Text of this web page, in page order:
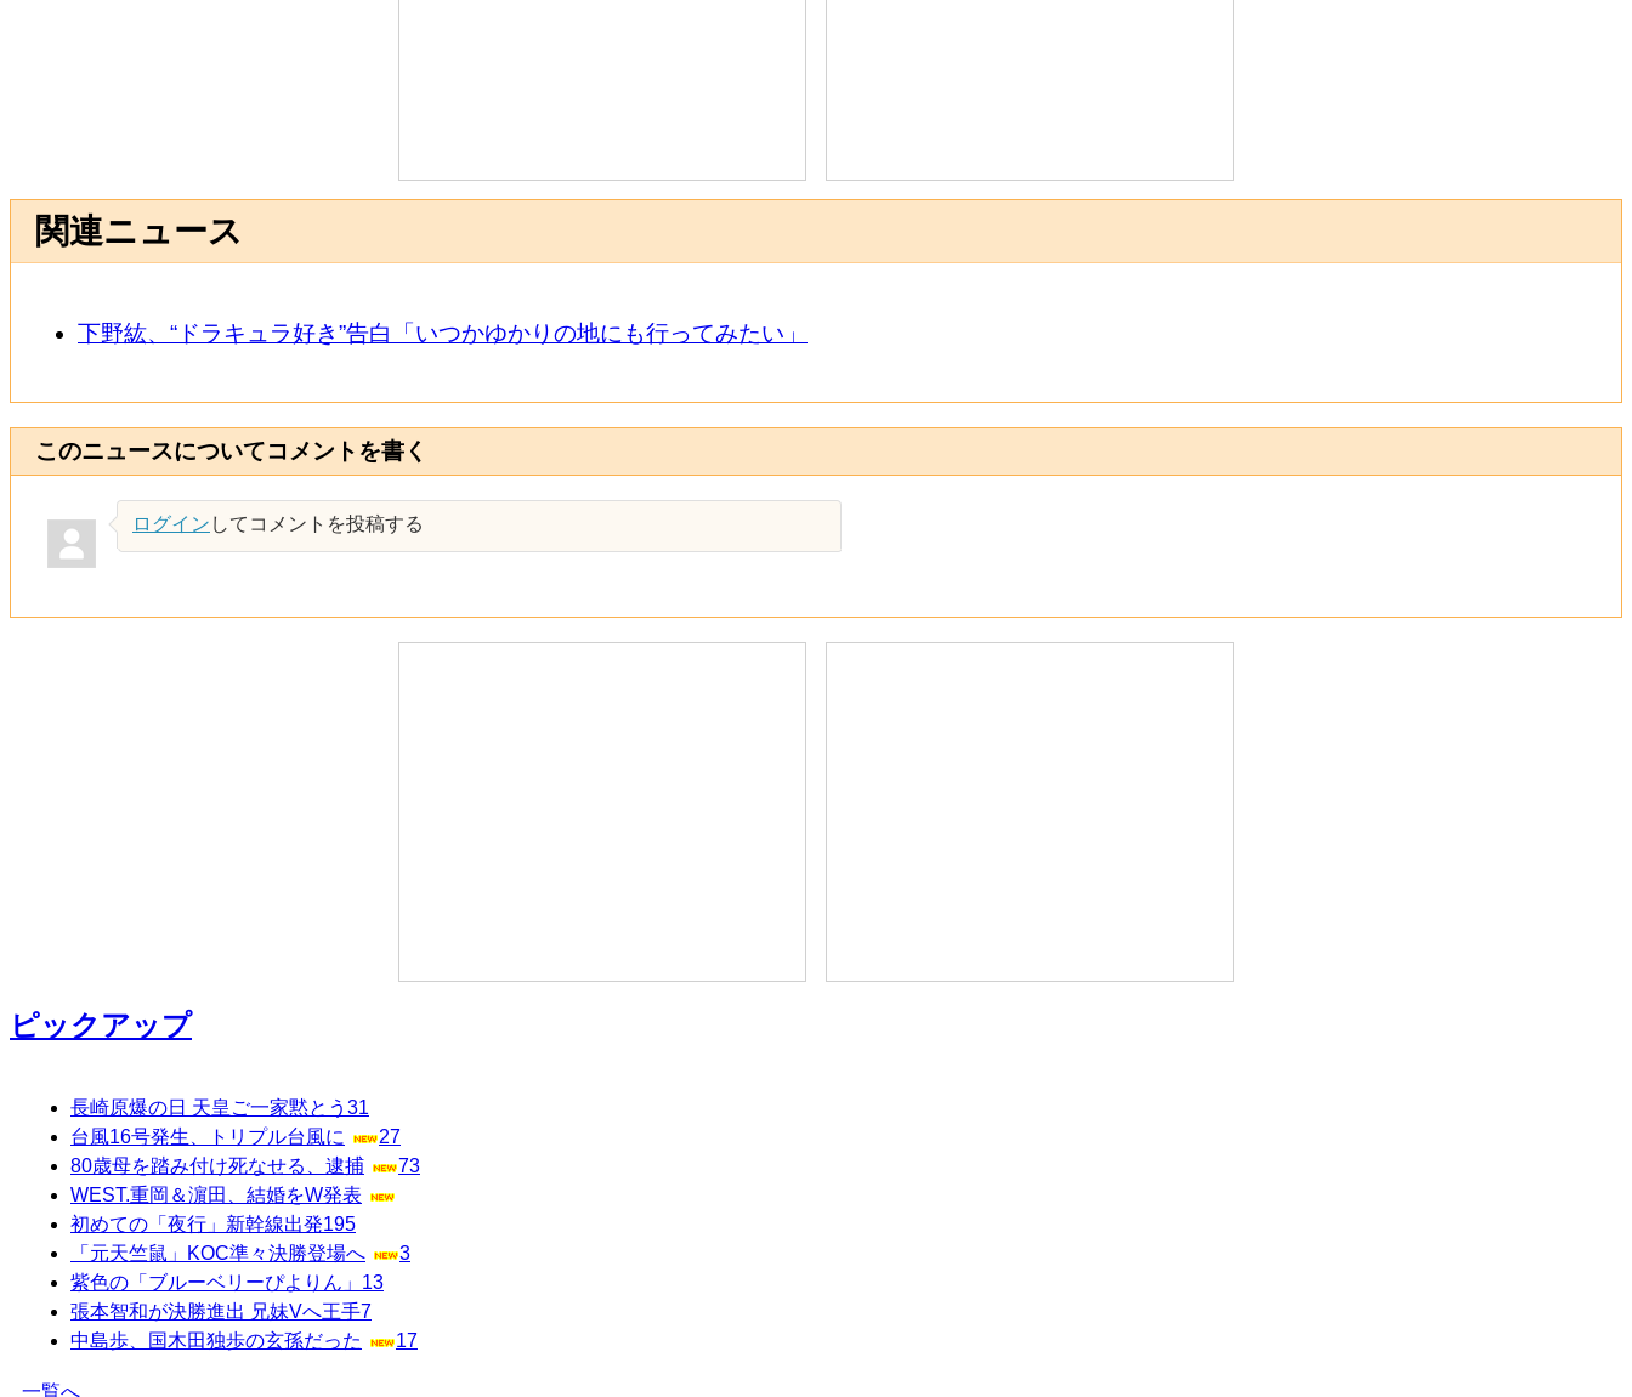
関連ニュース
下野紘、“ドラキュラ好き”告白「いつかゆかりの地にも行ってみたい」
このニュースについてコメントを書く
ログイン してコメントを投稿する
ピックアップ
長崎原爆の日 天皇ご一家黙とう 31
台風16号発生、トリプル台風に
27
80歳母を踏み付け死なせる、逮捕
73
WEST.重岡＆濵田、結婚をW発表
初めての「夜行」新幹線出発195
「元天竺鼠」KOC準々決勝登場へ
3
紫色の「ブルーベリーぴよりん」 13
張本智和が決勝進出 兄妹Vへ王手7
中島歩、国木田独歩の玄孫だった
17
一覧へ